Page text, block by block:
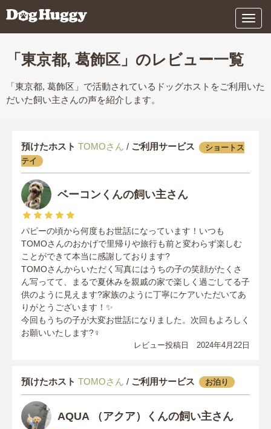
メ
ニ
「東京都, 葛飾区」のレビュー一覧
「東京都, 葛飾区」で活動されているドッグホストをご利用いた
だいた飼い主さんの声を紹介します。
預けたホスト TOMOさん / ご利用サービス
ショートス
テイ
ベーコンくんの飼い主さん
パピーの頃から何度もお世話になっています！いつも
TOMOさんのおかげで里帰りや旅行も前と変わらず楽しむ
ことができて本当に感謝しております?
TOMOさんからいただく写真にはうちの子の笑顔がたくさ
ん写ってて、まるで夏休みを親戚の家で楽しく過ごしてる子
供のように見えます?家族のように丁寧にケアいただいてあ
りがとうございます！✨
今回もうちの子が大変お世話になりました。次回もよろしく
お願いいたします?‍♀️
レビュー投稿日 2024年4月22日
預けたホスト TOMOさん / ご利用サービス お泊り
AQUA （アクア）くんの飼い主さん